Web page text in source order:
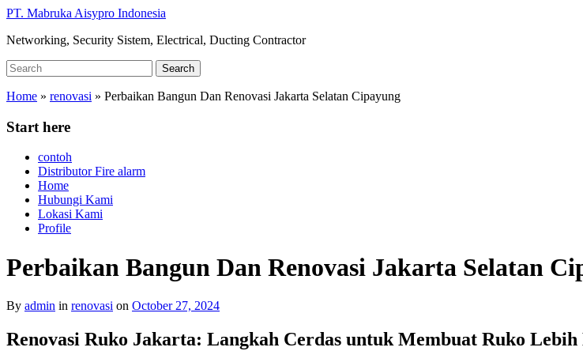
Skip
main
PT. Mabruka Aisypro Indonesia
Networking, Security Sistem, Electrical, Ducting Contractor
Search
for:
Search
Home » renovasi » Perbaikan Bangun Dan Renovasi Jakarta Selatan Cipayung
Start here
contoh
Distributor Fire alarm
Home
Hubungi Kami
Lokasi Kami
Profile
Perbaikan Bangun Dan Renovasi Jakarta Selatan
By admin in renovasi on October 27, 2024
Renovasi Ruko Jakarta: Langkah Cerdas untuk Membuat Ruko Lebih